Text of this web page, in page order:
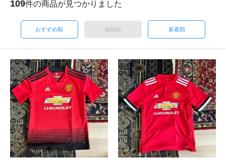
109件の商品が見つかりました
おすすめ順 価格順 新着順